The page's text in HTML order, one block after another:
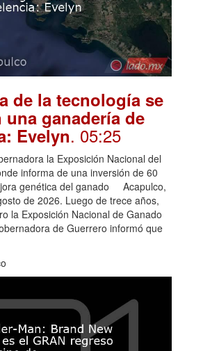
de la tecnología se
una ganadería de
Evelyn. 05:25
la Exposición Nacional del
informa de una inversión de 60
genética del ganado Acapulco,
de 2026. Luego de trece años,
la Exposición Nacional de Ganado
de Guerrero informó que